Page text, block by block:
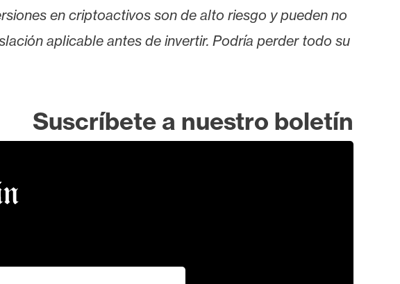
en criptoactivos son de alto riesgo y pueden no
aplicable antes de invertir. Podría perder todo su
Suscríbete a nuestro boletín